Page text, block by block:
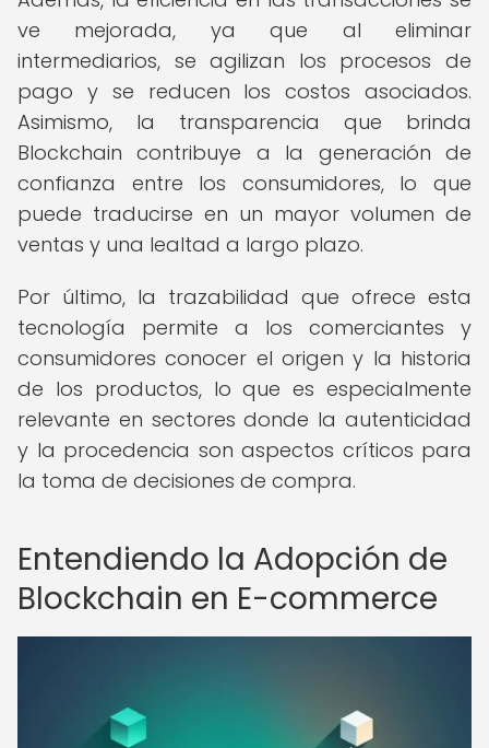
ve mejorada, ya que al eliminar
intermediarios, se agilizan los procesos de
pago y se reducen los costos asociados.
Asimismo, la transparencia que brinda
Blockchain contribuye a la generación de
confianza entre los consumidores, lo que
puede traducirse en un mayor volumen de
ventas y una lealtad a largo plazo.
Por último, la trazabilidad que ofrece esta
tecnología permite a los comerciantes y
consumidores conocer el origen y la historia
de los productos, lo que es especialmente
relevante en sectores donde la autenticidad
y la procedencia son aspectos críticos para
la toma de decisiones de compra.
Entendiendo la Adopción de
Blockchain en E-commerce